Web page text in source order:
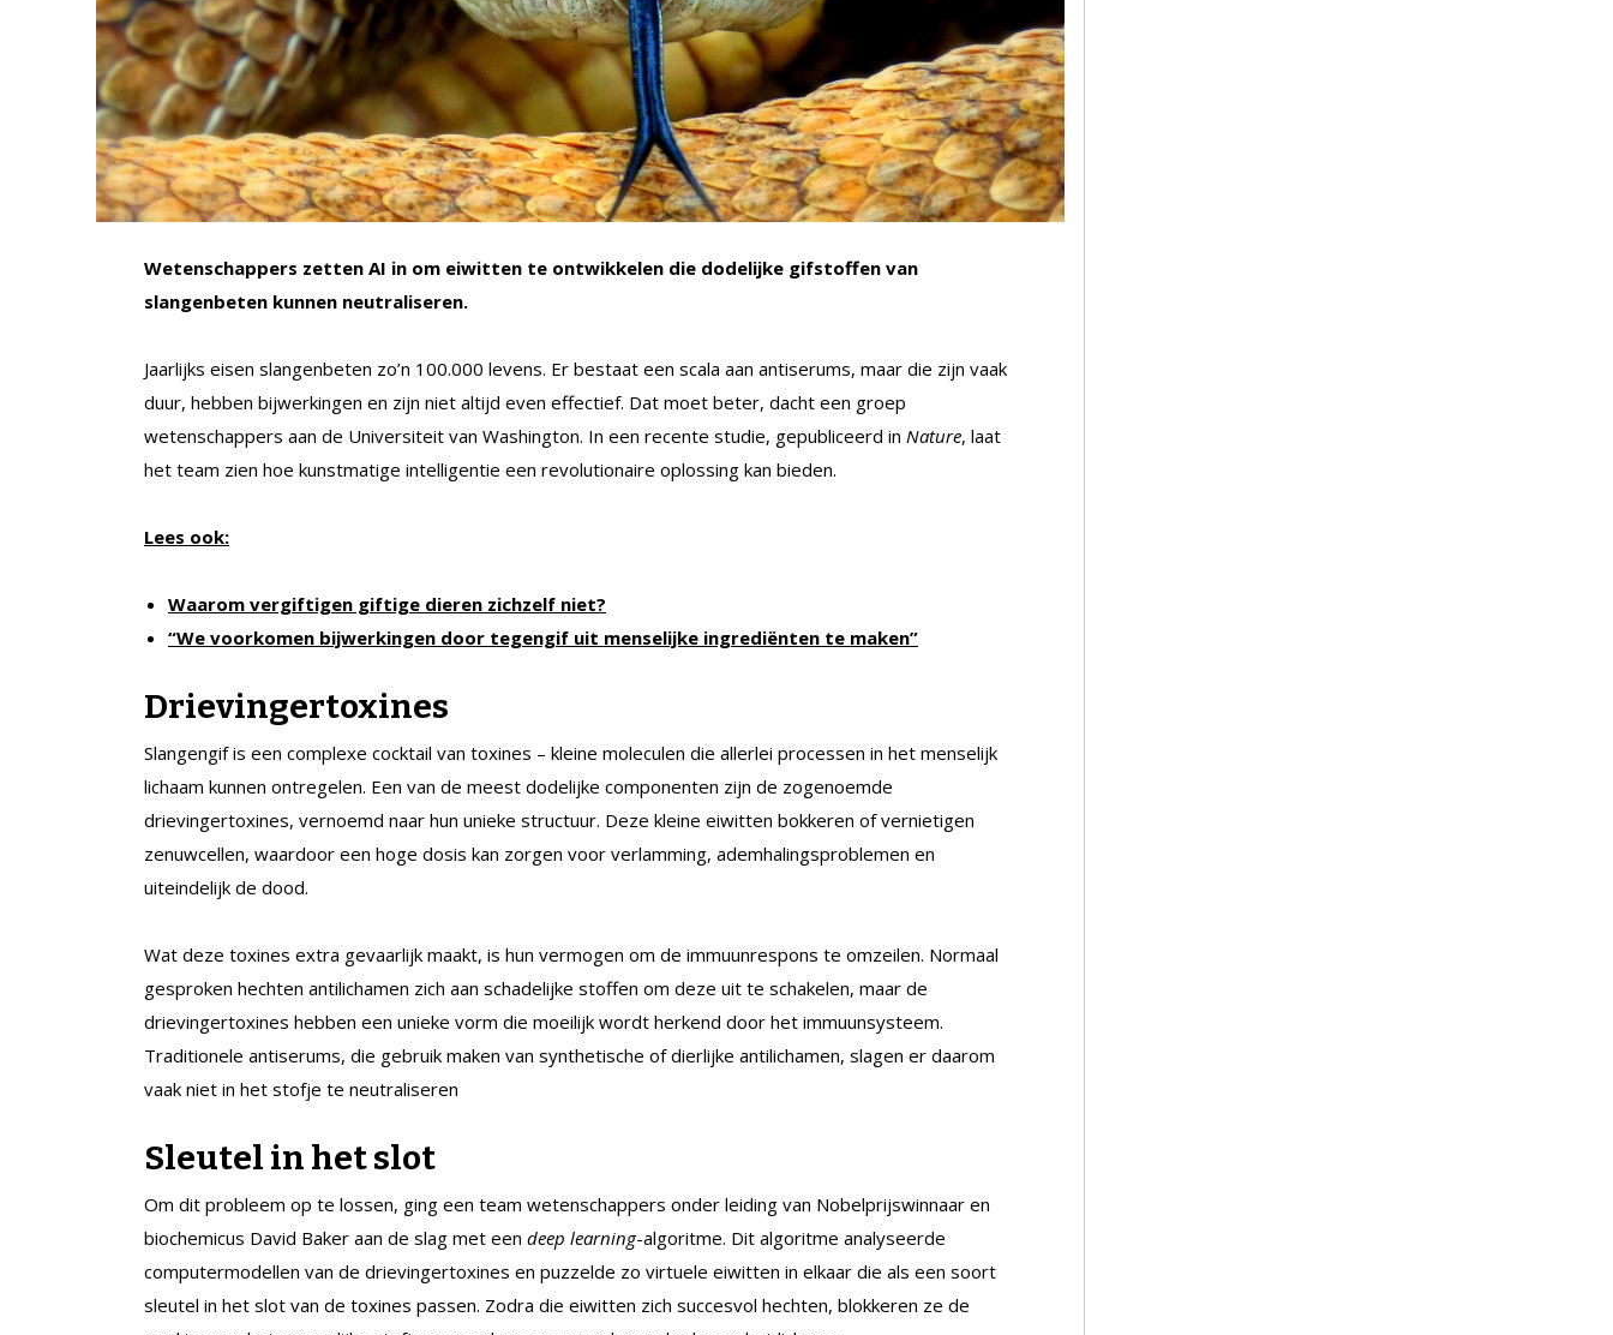
Wetenschappers zetten AI in om eiwitten te ontwikkelen die dodelijke gifstoffen van
slangenbeten kunnen neutraliseren.
Jaarlijks eisen slangenbeten zo’n 100.000 levens. Er bestaat een scala aan antiserums, maar die zijn vaak
duur, hebben bijwerkingen en zijn niet altijd even effectief. Dat moet beter, dacht een groep
wetenschappers aan de Universiteit van Washington. In een recente studie, gepubliceerd in Nature, laat
het team zien hoe kunstmatige intelligentie een revolutionaire oplossing kan bieden.
Lees ook:
Waarom vergiftigen giftige dieren zichzelf niet?
“We voorkomen bijwerkingen door tegengif uit menselijke ingrediënten te maken”
Drievingertoxines
Slangengif is een complexe cocktail van toxines – kleine moleculen die allerlei processen in het menselijk
lichaam kunnen ontregelen. Een van de meest dodelijke componenten zijn de zogenoemde
drievingertoxines, vernoemd naar hun unieke structuur. Deze kleine eiwitten bokkeren of vernietigen
zenuwcellen, waardoor een hoge dosis kan zorgen voor verlamming, ademhalingsproblemen en
uiteindelijk de dood.
Wat deze toxines extra gevaarlijk maakt, is hun vermogen om de immuunrespons te omzeilen. Normaal
gesproken hechten antilichamen zich aan schadelijke stoffen om deze uit te schakelen, maar de
drievingertoxines hebben een unieke vorm die moeilijk wordt herkend door het immuunsysteem.
Traditionele antiserums, die gebruik maken van synthetische of dierlijke antilichamen, slagen er daarom
vaak niet in het stofje te neutraliseren
Sleutel in het slot
Om dit probleem op te lossen, ging een team wetenschappers onder leiding van Nobelprijswinnaar en
biochemicus David Baker aan de slag met een deep learning-algoritme. Dit algoritme analyseerde
computermodellen van de drievingertoxines en puzzelde zo virtuele eiwitten in elkaar die als een soort
sleutel in het slot van de toxines passen. Zodra die eiwitten zich succesvol hechten, blokkeren ze de